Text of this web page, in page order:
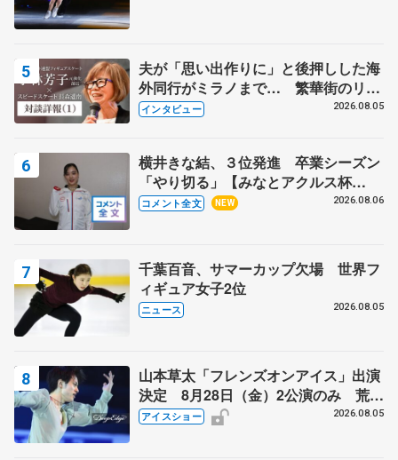
夫が「思い出作りに」と後押しした海
外同行がミラノまで… 繁華街のリン
クでは不良のお兄さんも味方に 小林
インタビュー 2026.08.05
横井きな結、３位発進 卒業シーズン
「やり切る」【みなとアクルス杯
SP】
コメント全文 NEW 2026.08.06
千葉百音、サマーカップ欠場 世界フ
ィギュア女子2位
ニュース 2026.08.05
山本草太「フレンズオンアイス」出演
決定 8月28日（金）2公演のみ 荒川
静香さんプロデュース、20周年のアイ
アイスショー 2026.08.05